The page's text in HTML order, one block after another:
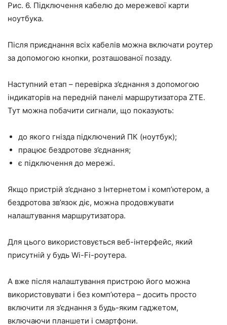
Рис. 6. Підключення кабелю до мережевої карти
ноутбука.
Після приєднання всіх кабелів можна включати роутер
за допомогою кнопки, розташованої позаду.
Наступний етап – перевірка з’єднання з допомогою
індикаторів на передній панелі маршрутизатора ZTE.
Тут можна побачити сигнали, що показують:
до якого гнізда підключений ПК (ноутбук);
працює бездротове з’єднання;
є підключення до мережі.
Якщо пристрій з’єднано з Інтернетом і комп’ютером, а
бездротова зв’язок діє, можна продовжувати
налаштування маршрутизатора.
Для цього використовується веб-інтерфейс, який
присутній у будь Wi-Fi-роутера.
А вже після налаштування пристрою його можна
використовувати і без комп’ютера – досить просто
включити ля з’єднання з будь-яким гаджетом,
включаючи планшети і смартфони.